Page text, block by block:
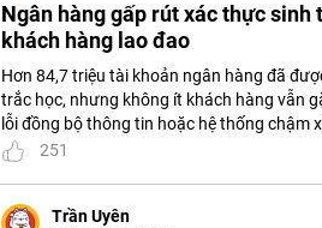
Ngân hàng gấp rút xác thực sinh
khách hàng lao đao
Hơn 84,7 triệu tài khoản ngân hàng đã
trắc học, nhưng không ít khách hàng vẫn
lỗi đồng bộ thông tin hoặc hệ thống chậm
251
Trần Uyên